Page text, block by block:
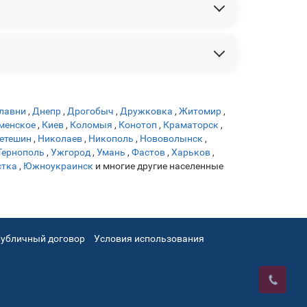
, Днепр, Дрогобыч , Дружковка , Житомир,
, Киев, Коломыя , Конотоп , Краматорск ,
, Николаев, Никополь , Нововолынск ,
, Ужгород, Умань , Фастов, Харьков,
, Южноукраинск и многие другие населенные
договор
Условия использования